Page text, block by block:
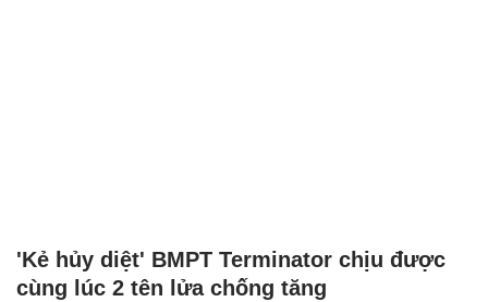
'Kẻ hủy diệt' BMPT Terminator chịu được
cùng lúc 2 tên lửa chống tăng